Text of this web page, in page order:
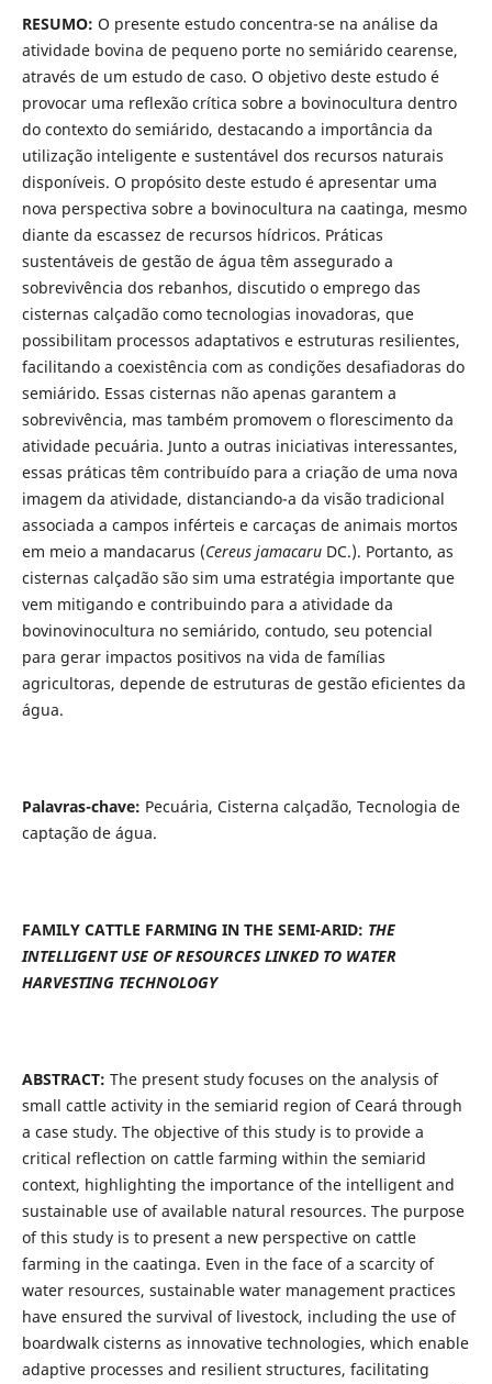
RESUMO: O presente estudo concentra-se na análise da
atividade bovina de pequeno porte no semiárido cearense,
através de um estudo de caso. O objetivo deste estudo é
provocar uma reflexão crítica sobre a bovinocultura dentro
do contexto do semiárido, destacando a importância da
utilização inteligente e sustentável dos recursos naturais
disponíveis. O propósito deste estudo é apresentar uma
nova perspectiva sobre a bovinocultura na caatinga, mesmo
diante da escassez de recursos hídricos. Práticas
sustentáveis de gestão de água têm assegurado a
sobrevivência dos rebanhos, discutido o emprego das
cisternas calçadão como tecnologias inovadoras, que
possibilitam processos adaptativos e estruturas resilientes,
facilitando a coexistência com as condições desafiadoras do
semiárido. Essas cisternas não apenas garantem a
sobrevivência, mas também promovem o florescimento da
atividade pecuária. Junto a outras iniciativas interessantes,
essas práticas têm contribuído para a criação de uma nova
imagem da atividade, distanciando-a da visão tradicional
associada a campos inférteis e carcaças de animais mortos
em meio a mandacarus (Cereus jamacaruDC.). Portanto, as
cisternas calçadão são sim uma estratégia importante que
vem mitigando e contribuindo para a atividade da
bovinovinocultura no semiárido, contudo, seu potencial
para gerar impactos positivos na vida de famílias
agricultoras, depende de estruturas de gestão eficientes da
água.
Palavras-chave: Pecuária, Cisterna calçadão, Tecnologia de
captação de água.
FAMILY CATTLE FARMING IN THE SEMI-ARID: THE
INTELLIGENT USE OF RESOURCES LINKED TO WATER
HARVESTING TECHNOLOGY
ABSTRACT: The present study focuses on the analysis of
small cattle activity in the semiarid region of Ceará through
a case study. The objective of this study is to provide a
critical reflection on cattle farming within the semiarid
context, highlighting the importance of the intelligent and
sustainable use of available natural resources. The purpose
of this study is to present a new perspective on cattle
farming in the caatinga. Even in the face of a scarcity of
water resources, sustainable water management practices
have ensured the survival of livestock, including the use of
boardwalk cisterns as innovative technologies, which enable
adaptive processes and resilient structures, facilitating